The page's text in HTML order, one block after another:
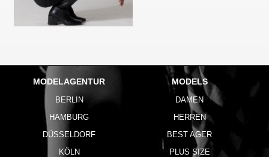
MODELAGENTUR
BERLIN
HAMBURG
DÜSSELDORF
KÖLN
MODELS
DAMEN
HERREN
BEST AGER
PLUS SIZE